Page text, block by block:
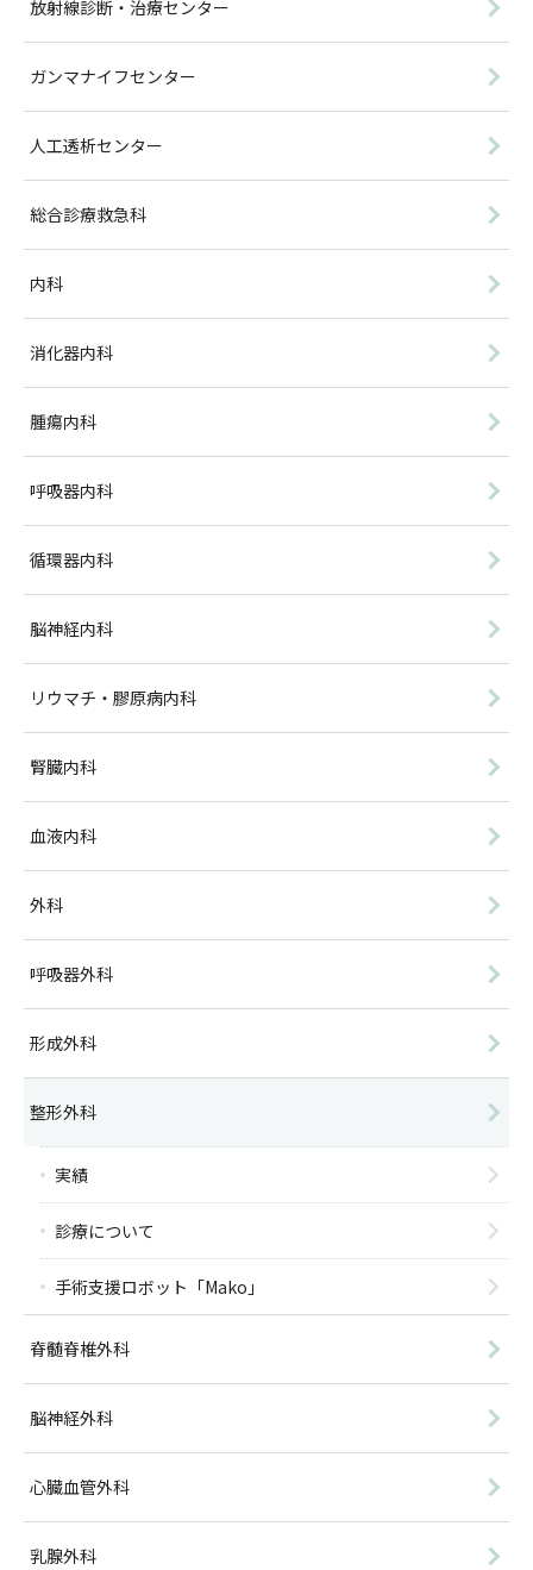
放射線診断・治療センター
ガンマナイフセンター
人工透析センター
総合診療救急科
内科
消化器内科
腫瘍内科
呼吸器内科
循環器内科
脳神経内科
リウマチ・膠原病内科
腎臓内科
血液内科
外科
呼吸器外科
形成外科
整形外科
実績
診療について
手術支援ロボット「Mako」
脊髄脊椎外科
脳神経外科
心臓血管外科
乳腺外科